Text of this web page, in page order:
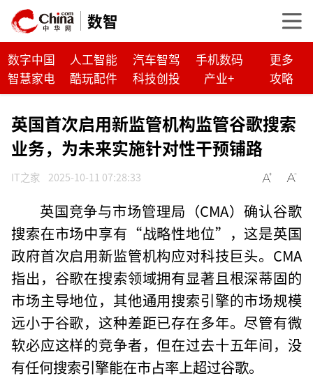
数智
数字中国 人工智能 汽车智驾 手机数码
更多
智慧家电
酷玩配件 科技创投 产业+ 攻略
英国首次启用新监管机构监管谷歌搜索
业务，为未来实施针对性干预铺路
IT之家 2025-10-11 07:28:33
英国竞争与市场管理局（CMA）确认谷歌
搜索在市场中享有“战略性地位”，这是英国
政府首次启用新监管机构应对科技巨头。CMA
指出，谷歌在搜索领域拥有显著且根深蒂固的
市场主导地位，其他通用搜索引擎的市场规模
远小于谷歌，这种差距已存在多年。尽管有微
软必应这样的竞争者，但在过去十五年间，没
有任何搜索引擎能在市占率上超过谷歌。